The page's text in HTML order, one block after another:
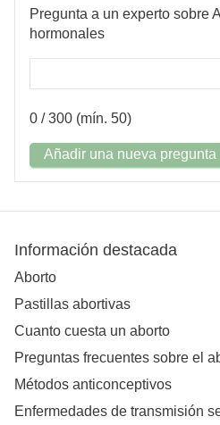
Pregunta a un experto sobre
hormonales
0 / 300 (mín. 50)
Añadir una nueva pregunta
Información destacada
Aborto
Pastillas abortivas
Cuanto cuesta un aborto
Preguntas frecuentes sobre el
Métodos anticonceptivos
Enfermedades de transmisión